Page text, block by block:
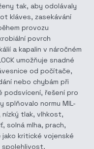
tak, aby odolávaly
kláves, zasekávání
provozu
povrch
a kapalin v náročném
umožňuje snadné
od počítače,
nebo chybám při
podsvícení, řešení pro
splňovalo normu MIL-
nízký tlak, vlhkost,
solná mlha, prach,
kritické vojenské